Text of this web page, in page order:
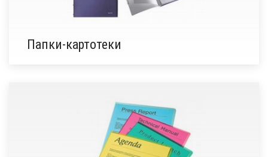
Папки-картотеки